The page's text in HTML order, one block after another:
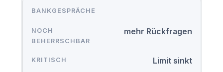
BANKGESPRÄCHE
mehr Rückfragen
Limit sinkt